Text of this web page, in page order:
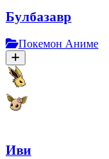
Булбазавр
Покемон Аниме
Иви